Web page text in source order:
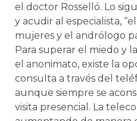
el doctor Rosselló. Lo
y acudir al especialista,
mujeres y el andrólogo
Para superar el miedo y
el anonimato, existe la
consulta a través del
aunque siempre se
visita presencial. La